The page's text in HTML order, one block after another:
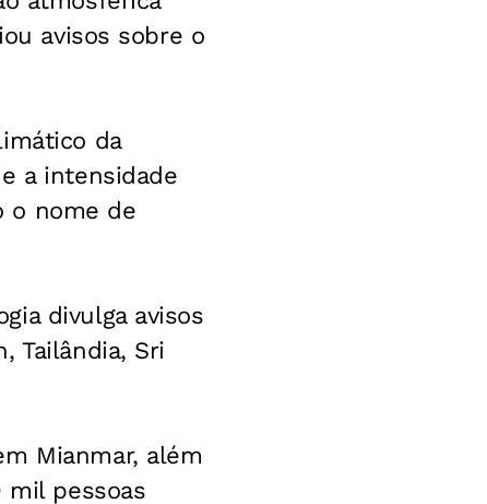
avisos sobre o
da
a intensidade
o nome de
divulga avisos
Tailândia, Sri
Mianmar, além
mil pessoas